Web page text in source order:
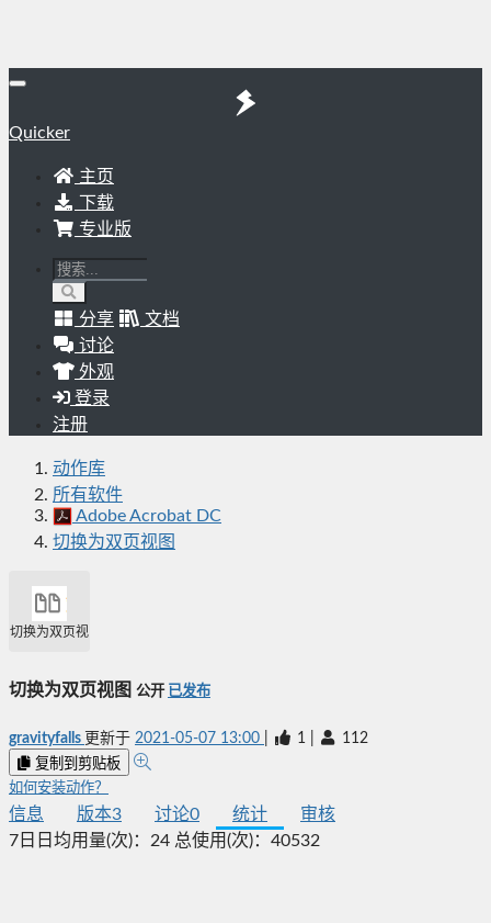
Quicker
主页
下载
专业版
分享
文档
讨论
外观
登录
注册
动作库
所有软件
Adobe Acrobat DC
切换为双页视图
切换为双页视图
切换为双页视图 公开 已发布
gravityfalls 更新于 2021-05-07 13:00 1 112
复制到剪贴板
如何安装动作？
信息 版本3 讨论0 统计
审核
7日日均用量(次)： 24 总使用(次)： 40532